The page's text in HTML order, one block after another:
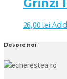
Grinzi
26,00 lei
Despre noi